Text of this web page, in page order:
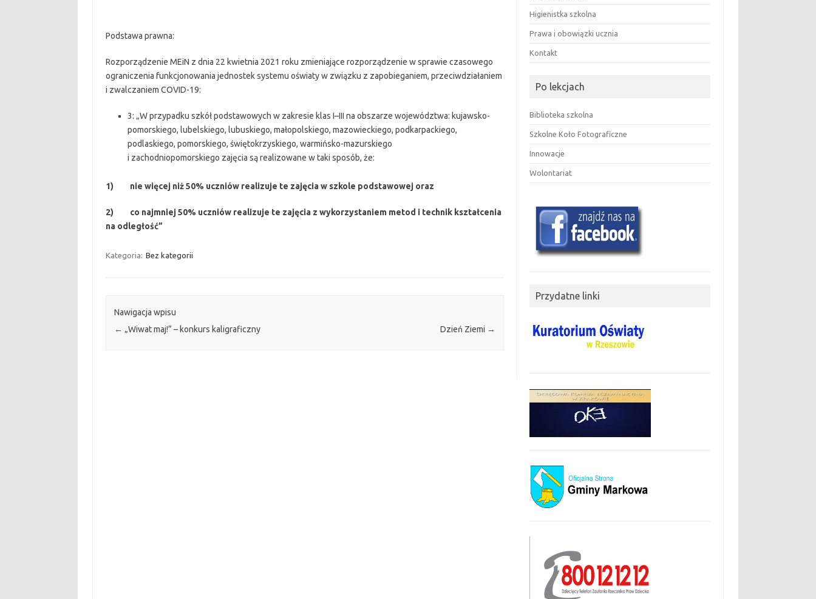
Podstawa prawna:
Rozporządzenie MEiN z dnia 22 kwietnia 2021 roku zmieniające rozporządzenie w sprawie czasowego
ograniczenia funkcjonowania jednostek systemu oświaty w związku z zapobieganiem, przeciwdziałaniem
i zwalczaniem COVID-19:
3: „W przypadku szkół podstawowych w zakresie klas I–III na obszarze województwa: kujawsko-
pomorskiego, lubelskiego, lubuskiego, małopolskiego, mazowieckiego, podkarpackiego,
podlaskiego, pomorskiego, świętokrzyskiego, warmińsko-mazurskiego
i zachodniopomorskiego zajęcia są realizowane w taki sposób, że:
1) nie więcej niż 50% uczniów realizuje te zajęcia w szkole podstawowej oraz
2) co najmniej 50% uczniów realizuje te zajęcia z wykorzystaniem metod i technik kształcenia
na odległość”
Kategoria: Bez kategorii
Nawigacja wpisu
← „Wiwat maj!” – konkurs kaligraficzny Dzień Ziemi →
Higienistka szkolna
Prawa i obowiązki ucznia
Kontakt
Po lekcjach
Biblioteka szkolna
Szkolne Koło Fotograficzne
Innowacje
Wolontariat
Przydatne linki